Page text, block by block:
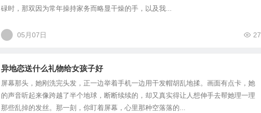
碌时，那双因为常年操持家务而略显干燥的手，以及我...
05月07日 27
异地恋送什么礼物给女孩子好
屏幕那头，她刚洗完头发，正一边举着手机一边用干发帽胡乱地揉。画面有点卡，她
的声音听起来像跨越了半个地球，断断续续的，却又真实得让人想伸手去帮她理一理
那些乱掉的发丝。那一刻，你盯着屏幕，心里那种空落落的...